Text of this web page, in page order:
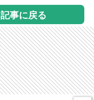
記事に戻る